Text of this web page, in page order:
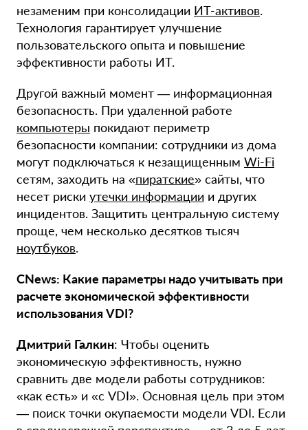
незаменим при консолидации ИТ-активов.
Технология гарантирует улучшение
пользовательского опыта и повышение
эффективности работы ИТ.
Другой важный момент — информационная
безопасность. При удаленной работе
компьютеры покидают периметр
безопасности компании: сотрудники из дома
могут подключаться к незащищенным Wi-Fi
сетям, заходить на «пиратские» сайты, что
несет риски утечки информации и других
инцидентов. Защитить центральную систему
проще, чем несколько десятков тысяч
ноутбуков.
CNews: Какие параметры надо учитывать при
расчете экономической эффективности
использования VDI?
Дмитрий Галкин: Чтобы оценить
экономическую эффективность, нужно
сравнить две модели работы сотрудников:
«как есть» и «с VDI». Основная цель при этом
— поиск точки окупаемости модели VDI. Если